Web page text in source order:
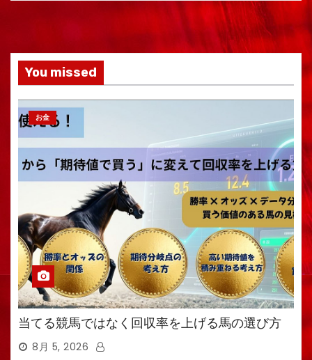
You missed
お金
当てる競馬ではなく回収率を上げる馬の選び方
8月 5, 2026